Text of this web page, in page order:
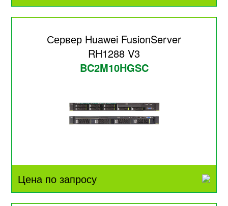
Сервер Huawei FusionServer
RH1288 V3
BC2M10HGSC
Цена по запросу